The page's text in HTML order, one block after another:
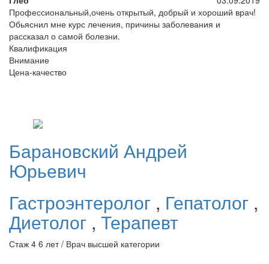
Профессиональный,очень открытый, добрый и хороший врач!
Обьяснил мне курс лечения, причины заболевания и
рассказал о самой болезни.
Квалификация
Внимание
Цена-качество
Барановский Андрей
Юрьевич
Гастроэнтеролог , Гепатолог ,
Диетолог , Терапевт
Стаж 4 6 лет / Врач высшей категории